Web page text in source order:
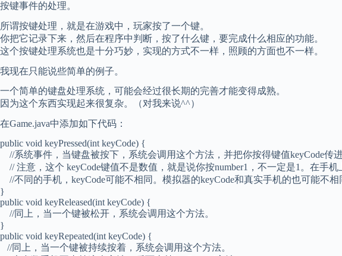
按键事件的处理。
所谓按键处理，就是在游戏中，玩家按了一个键。
你把它记录下来，然后在程序中判断，按了什么键，要完成什么相应的功能。
这个按键处理系统也是十分巧妙，实现的方式不一样，照顾的方面也不一样。
我现在只能说些简单的例子。
一个简单的键盘处理系统，可能会经过很长期的完善才能变得成熟。
因为这个东西实现起来很复杂。（对我来说^^）
在Game.java中添加如下代码：
public void keyPressed(int keyCode) {
//系统事件，当键盘被按下，系统会调用这个方法，并把你按得键值keyCode传进
// 注意，这个 keyCode键值不是数值，就是说你按number1，不一定是1。在手
//不同的手机，keyCode可能不相同。模拟器的keyCode和真实手机的也可能不相
}
public void keyReleased(int keyCode) {
//同上，当一个键被松开，系统会调用这个方法。
}
public void keyRepeated(int keyCode) {
//同上，当一个键被持续按着，系统会调用这个方法。